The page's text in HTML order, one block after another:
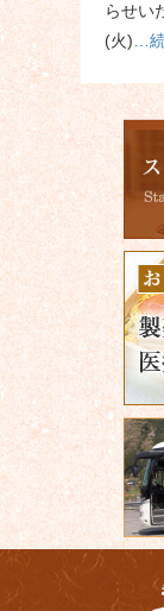
らせい
(火) …